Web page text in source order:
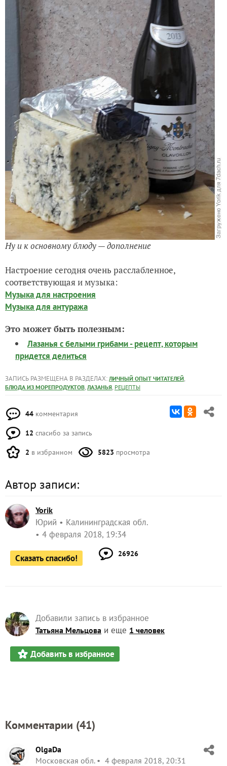
Ну и к основному блюду — дополнение
Настроение сегодня очень расслабленное,
соответствующая и музыка:
Музыка для настроения
Музыка для антуража
Это может быть полезным:
Лазанья с белыми грибами - рецепт, которым
придется делиться
ЗАПИСЬ РАЗМЕЩЕНА В РАЗДЕЛАХ: ЛИЧНЫЙ ОПЫТ ЧИТАТЕЛЕЙ,
БЛЮДА ИЗ МОРЕПРОДУКТОВ, ЛАЗАНЬЯ, РЕЦЕПТЫ
44 комментария
12 спасибо за запись
2 в избранном 5823 просмотра
Автор записи:
Yorik
Юрий
Калининградская обл.
4 февраля 2018, 19:34
Сказать спасибо! 26926
Добавили запись в избранное
Татьяна Мельцова и еще 1 человек
Добавить в избранное
Комментарии (41)
OlgaDa
Московская обл.
4 февраля 2018, 20:31